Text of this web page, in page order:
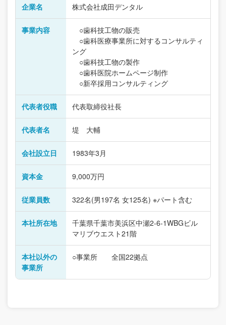
企業名 株式会社成田デンタル
事業内容
○歯科技工物の販売
○歯科医療事業所に対するコンサルティ
ング
○歯科技工物の製作
○歯科医院ホームページ制作
○新卒採用コンサルティング
代表者役職 代表取締役社長
代表者名 堤 大輔
会社設立日 1983年3月
資本金 9,000万円
従業員数 322名(男197名 女125名) ※パート含む
本社所在地
千葉県千葉市美浜区中瀬2-6-1WBGビル
マリブウエスト21階
本社以外の
事業所
○事業所 全国22拠点